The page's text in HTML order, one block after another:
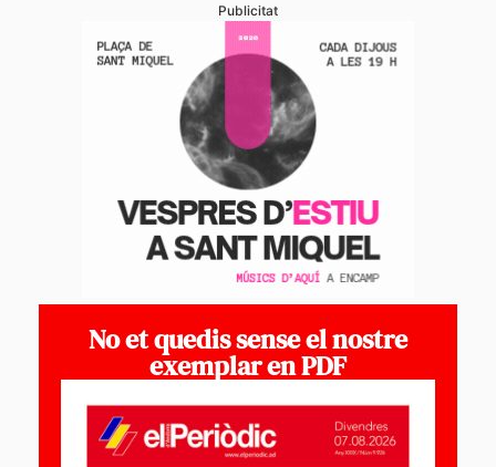
Publicitat
No et quedis sense el nostre
exemplar en PDF